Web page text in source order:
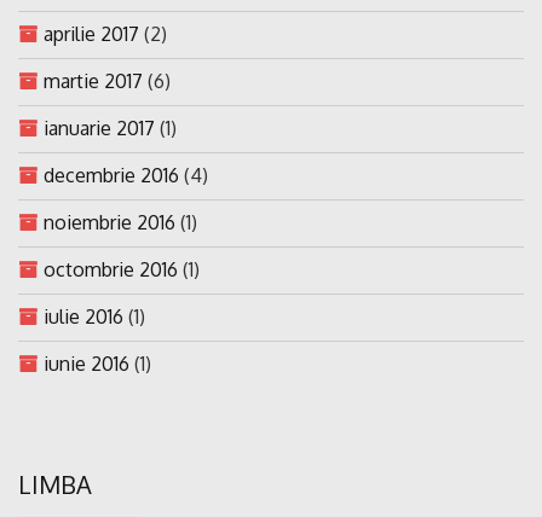
aprilie 2017 (2)
martie 2017 (6)
ianuarie 2017 (1)
decembrie 2016 (4)
noiembrie 2016 (1)
octombrie 2016 (1)
iulie 2016 (1)
iunie 2016 (1)
LIMBA